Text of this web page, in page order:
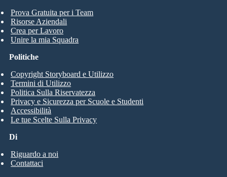
Prova Gratuita per i Team
Risorse Aziendali
Crea per Lavoro
Unire la mia Squadra
Di
Riguardo a noi
Contattaci
Politiche
Copyright Storyboard e Utilizzo
Termini di Utilizzo
Politica Sulla Riservatezza
Privacy e Sicurezza per Scuole e Studenti
Accessibilità
Le tue Scelte Sulla Privacy